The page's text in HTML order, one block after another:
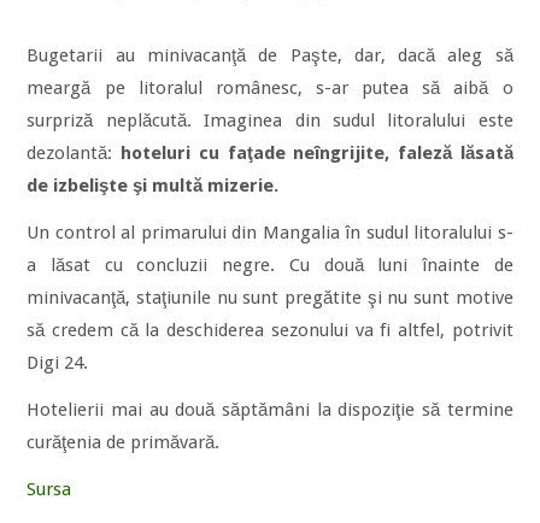
Bugetarii au minivacanţă de Paşte, dar, dacă aleg să
meargă pe litoralul românesc, s-ar putea să aibă o
surpriză neplăcută. Imaginea din sudul litoralului este
dezolantă: hoteluri cu faţade neîngrijite, faleză lăsată
de izbelişte şi multă mizerie.
Un control al primarului din Mangalia în sudul litoralului s-
a lăsat cu concluzii negre. Cu două luni înainte de
minivacanţă, staţiunile nu sunt pregătite şi nu sunt motive
să credem că la deschiderea sezonului va fi altfel, potrivit
Digi 24.
Hotelierii mai au două săptămâni la dispoziţie să termine
curăţenia de primăvară.
Sursa